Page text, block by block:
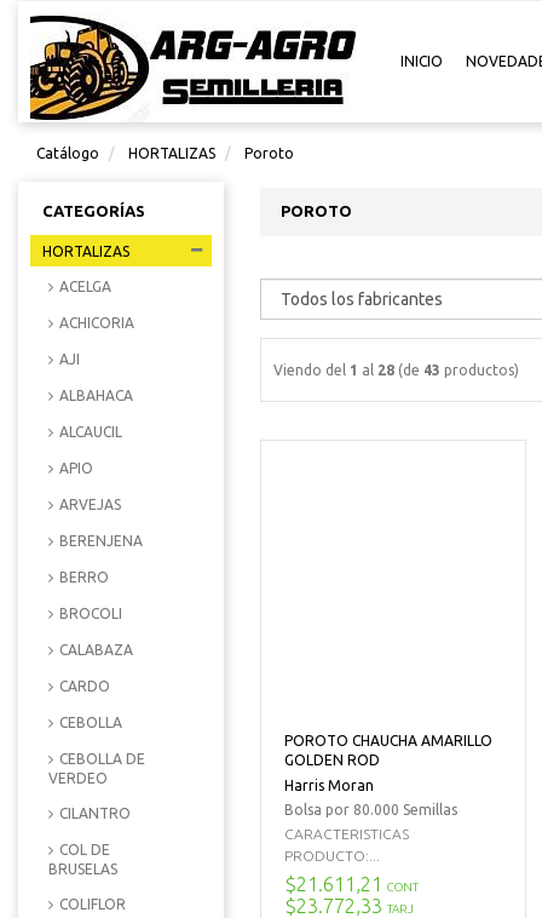
INICIO
Catálogo HORTALIZAS Poroto
CATEGORÍAS
HORTALIZAS
ACELGA
ACHICORIA
AJI
ALBAHACA
ALCAUCIL
APIO
ARVEJAS
BERENJENA
BERRO
BROCOLI
CALABAZA
CARDO
CEBOLLA
CEBOLLA DE
VERDEO
CILANTRO
COL DE
BRUSELAS
COLIFLOR
POROTO
Viendo del 1 al 28 (de 43 productos)
POROTO CHAUCHA AMARILLO
GOLDEN ROD
Harris Moran
Bolsa por 80.000 Semillas
CARACTERISTICAS
PRODUCTO:...
$21.611,21 CONT
$23.772,33 TARJ